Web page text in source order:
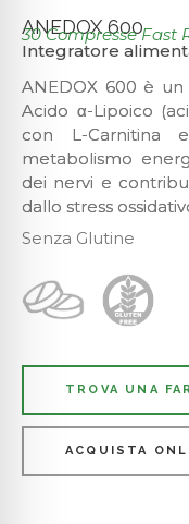
ANEDOX 600
30 Compresse Fast
Integratore
ANEDOX 600 è
Acido α-Lipoico
con L-Carnitina
metabolismo
dei nervi e
dallo stress
Senza Glutine
TROVA UNA
ACQUISTA